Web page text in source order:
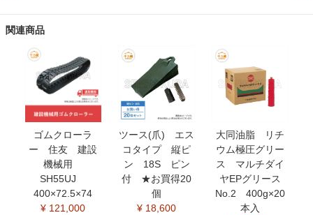
関連商品
ゴムクローラ
ー 住友 建設
機械用
SH55UJ
400×72.5×74
¥ 121,000
ツース(爪) エス
コタイプ 縦ピ
ン 18S ピン
付 ★お買得20
個
¥ 18,600
大同油脂 リチ
ウム極圧グリー
ス マルチダイ
ヤEPグリース
No.2 400g×20
本入